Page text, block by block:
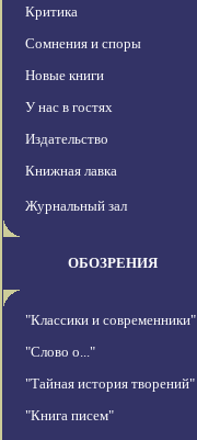
Критика
Сомнения и споры
Новые книги
У нас в гостях
Издательство
Книжная лавка
Журнальный зал
ОБОЗРЕНИЯ
"Классики и современники"
"Слово о..."
"Тайная история творений"
"Книга писем"